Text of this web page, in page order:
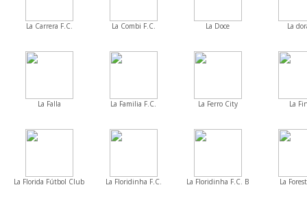
La Carrera F.C. La Combi F.C. La Doce La
La Falla La Familia F.C. La Ferro City La
La Florida Fútbol Club La Floridinha F.C. La Floridinha F.C. B La